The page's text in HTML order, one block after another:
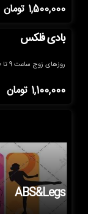
1,500,000 تومان
بادی فلکس
روزهای زوج ساعت 9 تا 10 صبح
1,100,000 تومان
ABS&Legs